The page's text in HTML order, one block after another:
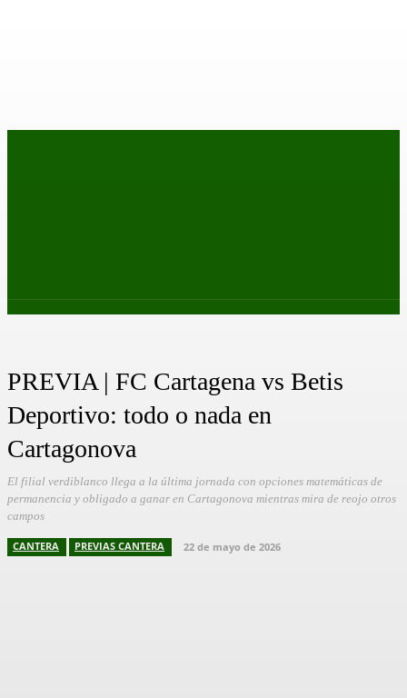
PREVIA | FC Cartagena vs Betis
Deportivo: todo o nada en
Cartagonova
El filial verdiblanco llega a la última jornada con opciones matemáticas de
permanencia y obligado a ganar en Cartagonova mientras mira de reojo otros
campos
CANTERA PREVIAS CANTERA 22 de mayo de 2026